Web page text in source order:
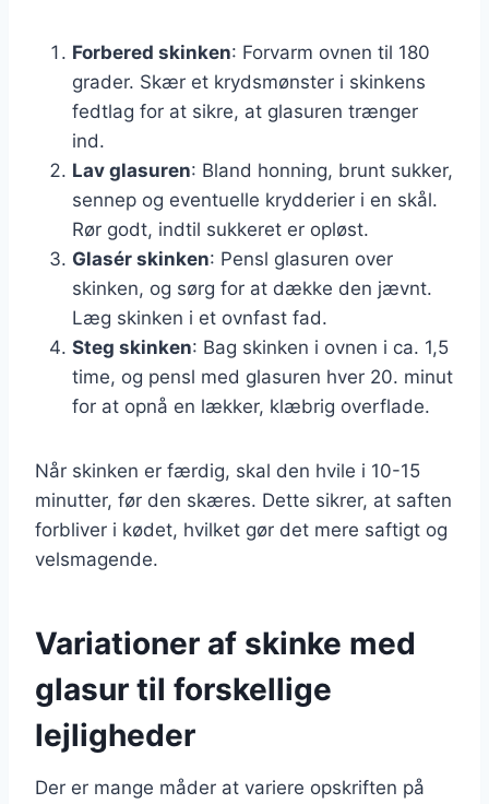
Forbered skinken: Forvarm ovnen til 180
grader. Skær et krydsmønster i skinkens
fedtlag for at sikre, at glasuren trænger
ind.
Lav glasuren: Bland honning, brunt sukker,
sennep og eventuelle krydderier i en skål.
Rør godt, indtil sukkeret er opløst.
Glasér skinken: Pensl glasuren over
skinken, og sørg for at dække den jævnt.
Læg skinken i et ovnfast fad.
Steg skinken: Bag skinken i ovnen i ca. 1,5
time, og pensl med glasuren hver 20. minut
for at opnå en lækker, klæbrig overflade.
Når skinken er færdig, skal den hvile i 10-15
minutter, før den skæres. Dette sikrer, at saften
forbliver i kødet, hvilket gør det mere saftigt og
velsmagende.
Variationer af skinke med
glasur til forskellige
lejligheder
Der er mange måder at variere opskriften på